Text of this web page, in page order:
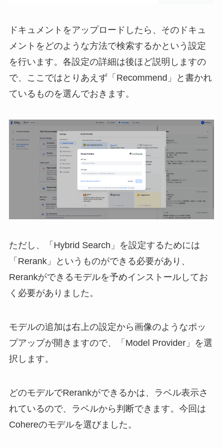
ドキュメントをアップロードしたら、そのドキュ
メントをどのような方法で検索するかという設定
を行います。各設定の詳細は後ほど説明しますの
で、ここではとりあえず「Recommend」と書かれ
ているものを選んでおきます。
ただし、「Hybrid Search」を設定するためには
「Rerank」というものができる必要があり、
Rerankができるモデルを予めインストールしてお
く必要がありました。
モデルの追加は右上の設定から画像のようなポッ
プアップが開きますので、「Model Provider」を選
択します。
どのモデルでRerankができるかは、ラベル表示さ
れているので、ラベルから判断できます。今回は
Cohereのモデルを選びました。